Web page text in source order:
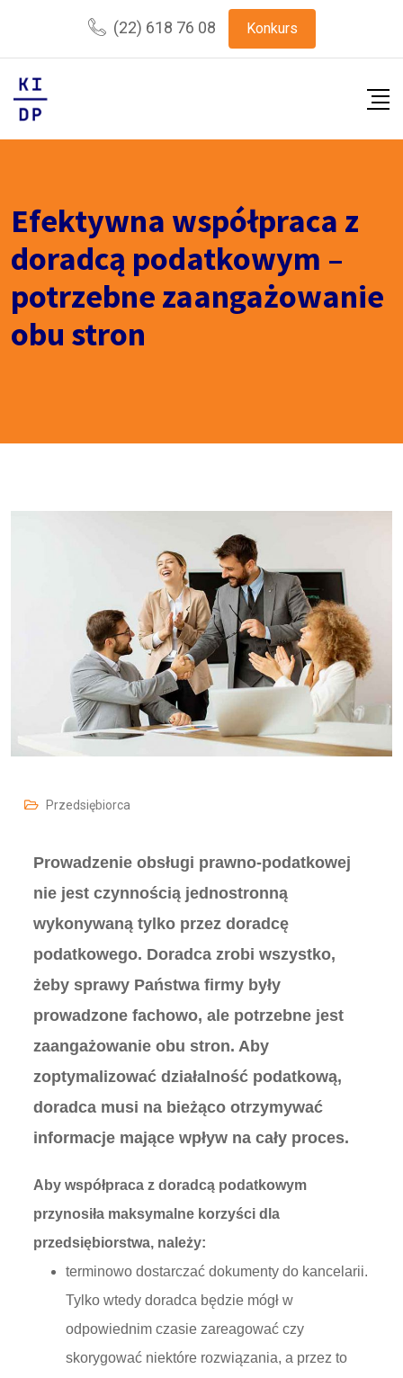
(22) 618 76 08 Konkurs
Efektywna współpraca z
doradcą podatkowym –
potrzebne zaangażowanie
obu stron
Przedsiębiorca
Prowadzenie obsługi prawno-podatkowej
nie jest czynnością jednostronną
wykonywaną tylko przez doradcę
podatkowego. Doradca zrobi wszystko,
żeby sprawy Państwa firmy były
prowadzone fachowo, ale potrzebne jest
zaangażowanie obu stron. Aby
zoptymalizować działalność podatkową,
doradca musi na bieżąco otrzymywać
informacje mające wpływ na cały proces.
Aby współpraca z doradcą podatkowym
przynosiła maksymalne korzyści dla
przedsiębiorstwa, należy:
terminowo dostarczać dokumenty do kancelarii.
Tylko wtedy doradca będzie mógł w
odpowiednim czasie zareagować czy
skorygować niektóre rozwiązania, a przez to